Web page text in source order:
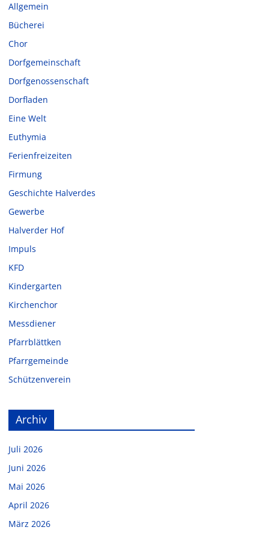
Allgemein
Bücherei
Chor
Dorfgemeinschaft
Dorfgenossenschaft
Dorfladen
Eine Welt
Euthymia
Ferienfreizeiten
Firmung
Geschichte Halverdes
Gewerbe
Halverder Hof
Impuls
KFD
Kindergarten
Kirchenchor
Messdiener
Pfarrblättken
Pfarrgemeinde
Schützenverein
Archiv
Juli 2026
Juni 2026
Mai 2026
April 2026
März 2026